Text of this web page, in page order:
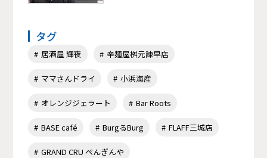
タグ
居酒屋 輝夜 辛麺屋桝元諫早店
ママさんドライ 小浜海産
オレンジジェラート Bar Roots
BASE café BurgるBurg FLAFF三城店
GRAND CRU ぺんぎんや